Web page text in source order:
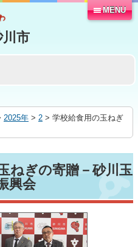
MENU
2025年 > 2 > 学校給食用の玉ねぎ
ねぎの寄贈－砂川玉
興会